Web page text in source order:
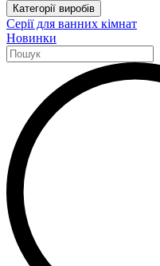
Категорії виробів
Серії для ванних кімнат
Новинки